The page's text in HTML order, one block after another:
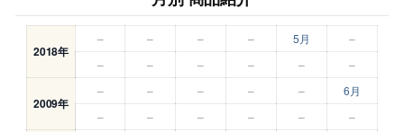
2018年
– – – – 5月
–
–
– – – – –
2009年
– – – – –
6月
–
– – – – –